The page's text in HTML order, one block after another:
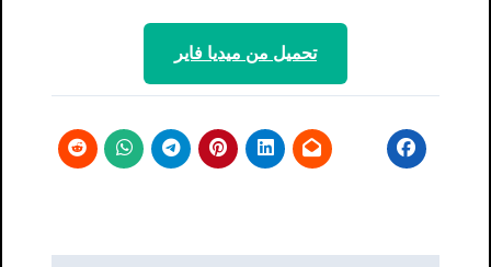
تحميل من ميديا ​​فاير